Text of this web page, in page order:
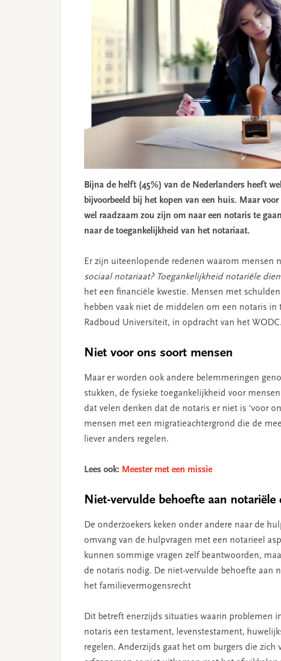
Bijna de helft (45%) van de Nederlanders heeft
bijvoorbeeld bij het kopen van een huis. Maar
wel raadzaam zou zijn om naar een notaris te
naar de toegankelijkheid van het notariaat.
Er zijn uiteenlopende redenen waarom mensen
sociaal notariaat? Toegankelijkheid notariële
het een financiële kwestie. Mensen met
hebben vaak niet de middelen om een notaris
Radboud Universiteit, in opdracht van het WODC.
Niet voor ons soort mensen
Maar er worden ook andere belemmeringen
stukken, de fysieke toegankelijkheid voor
dat velen denken dat de notaris er niet is ‘voor
mensen met een migratieachtergrond die de
liever anders regelen.
Lees ook: Meester met een missie
Niet-vervulde behoefte aan
De onderzoekers keken onder andere naar de
omvang van de hulpvragen met een notarieel
kunnen sommige vragen zelf beantwoorden,
de notaris nodig. De niet-vervulde behoefte aan
het familievermogensrecht
Dit betreft enerzijds situaties waarin problemen
notaris een testament, levenstestament,
regelen. Anderzijds gaat het om burgers die